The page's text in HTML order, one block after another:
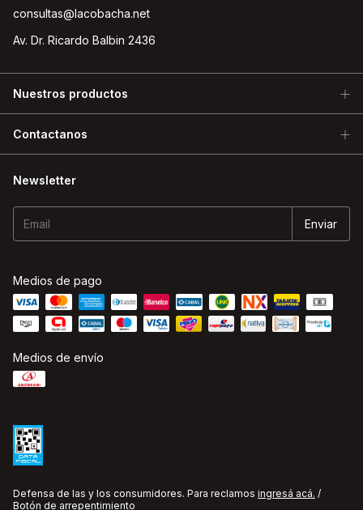
consultas@lacobacha.net
Av. Dr. Ricardo Balbin 2436
Nuestros productos
Contactanos
Newsletter
Medios de pago
Medios de envío
Defensa de las y los consumidores. Para reclamos ingresá acá. /
Botón de arrepentimiento